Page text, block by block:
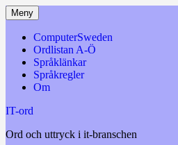
Hoppa
till
innehåll
Meny
ComputerSweden
Ordlistan A-Ö
Språklänkar
Språkregler
Om
IT-ord
Ord och uttryck i it-branschen